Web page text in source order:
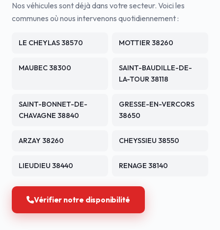
Nos véhicules sont déjà dans votre secteur. Voici les
communes où nous intervenons quotidiennement :
LE CHEYLAS 38570 MOTTIER 38260
MAUBEC 38300
SAINT-BAUDILLE-DE-
LA-TOUR 38118
SAINT-BONNET-DE-
CHAVAGNE 38840
GRESSE-EN-VERCORS
38650
ARZAY 38260 CHEYSSIEU 38550
LIEUDIEU 38440 RENAGE 38140
Vérifier notre disponibilité